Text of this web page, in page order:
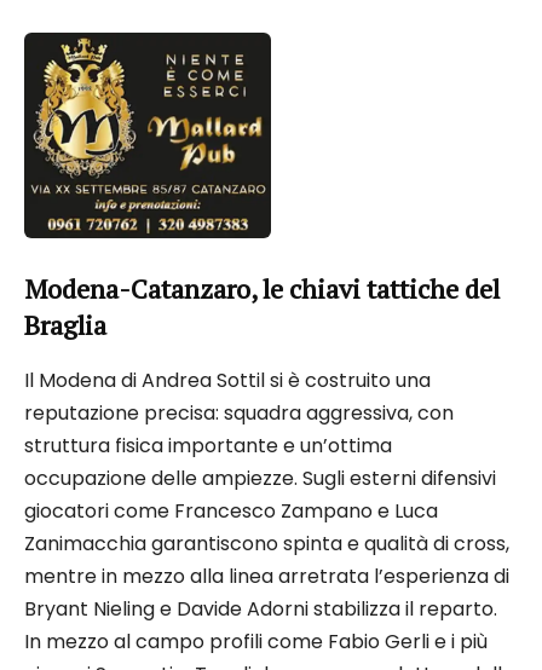
Modena-Catanzaro, le chiavi tattiche del
Braglia
Il Modena di Andrea Sottil si è costruito una
reputazione precisa: squadra aggressiva, con
struttura fisica importante e un’ottima
occupazione delle ampiezze. Sugli esterni difensivi
giocatori come Francesco Zampano e Luca
Zanimacchia garantiscono spinta e qualità di cross,
mentre in mezzo alla linea arretrata l’esperienza di
Bryant Nieling e Davide Adorni stabilizza il reparto.
In mezzo al campo profili come Fabio Gerli e i più